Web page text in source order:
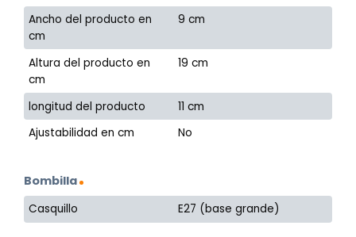
Ancho del producto en
cm
9 cm
Altura del producto en
cm
19 cm
longitud del producto
11 cm
Ajustabilidad en cm
No
Bombilla
Casquillo E27 (base grande)